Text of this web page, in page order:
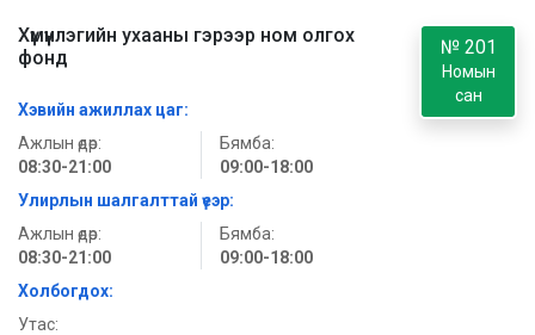
Хүмүүнлэгийн ухааны гэрээр ном олгох
фонд
Хэвийн ажиллах цаг:
Ажлын өдөр:
08:30-21:00
Бямба:
09:00-18:00
Улирлын шалгалттай үеэр:
Ажлын өдөр:
08:30-21:00
Бямба:
09:00-18:00
Холбогдох:
Утас:
№ 201
Номын
сан